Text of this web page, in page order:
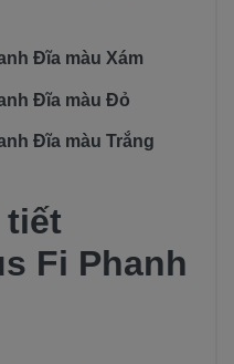
Đĩa màu Xám
Đĩa màu Đỏ
Đĩa màu Trắng
tiết
Fi Phanh